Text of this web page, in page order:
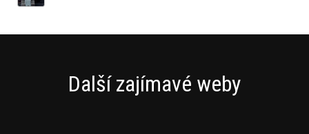
Další zajímavé weby